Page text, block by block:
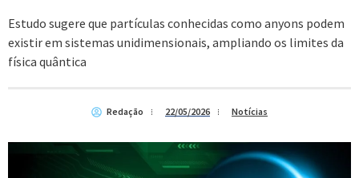
Estudo sugere que partículas conhecidas como anyons podem
existir em sistemas unidimensionais, ampliando os limites da
física quântica
Redação 22/05/2026 Notícias